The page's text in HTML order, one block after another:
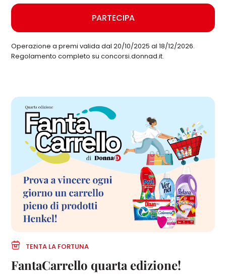
PARTECIPA
Operazione a premi valida dal 20/10/2025 al 18/12/2026.
Regolamento completo su concorsi.donnad.it.
TENTA LA FORTUNA
FantaCarrello quarta edizione!